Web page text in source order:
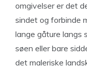
omgivelser er det
sindet og forbinde
lange gåture langs
søen eller bare
det maleriske